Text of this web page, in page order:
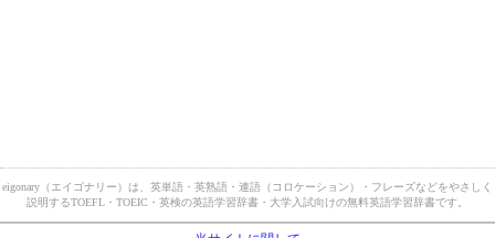
eigonary（エイゴナリー）は、英単語・英熟語・連語（コロケーション）・フレーズなどをやさしく
説明するTOEFL・TOEIC・英検の英語学習辞書・大学入試向けの無料英語学習辞書です。